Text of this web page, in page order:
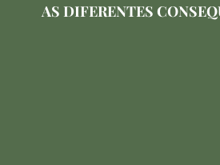
AS DIFERENTES